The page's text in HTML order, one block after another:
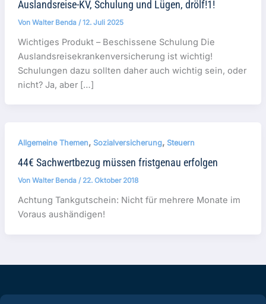
Auslandsreise-KV, Schulung und Lügen, drölf!1!
Von Walter Benda /12. Juli 2025
Wichtiges Produkt – Beschissene Schulung Die
Auslandsreisekrankenversicherung ist wichtig!
Schulungen dazu sollten daher auch wichtig sein, oder
nicht? Ja, aber […]
Allgemeine Themen, Sozialversicherung, Steuern
44€ Sachwertbezug müssen fristgenau erfolgen
Von Walter Benda / 22. Oktober 2018
Achtung Tankgutschein: Nicht für mehrere Monate im
Voraus aushändigen!